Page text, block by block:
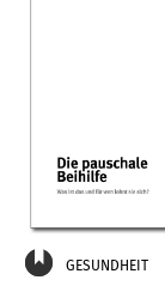
GESUNDHEIT